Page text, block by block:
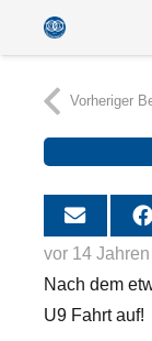
Vorheriger
vor 14 Jahren
Nach dem
U9 Fahrt auf!